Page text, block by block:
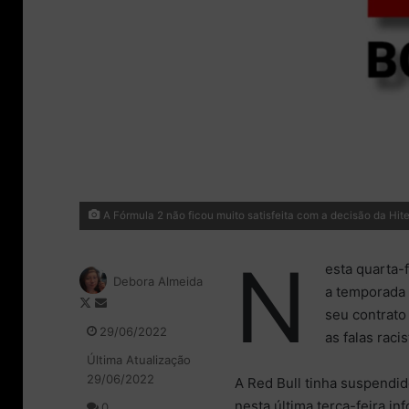
A Fórmula 2 não ficou muito satisfeita com a decisão da
N
esta quarta-
a
seu
as falas
A Red Bull tinha
nesta última terça-feira
Debora Almeida
F
l
o
d
e
29/06/2022
Última Atualização
29/06/2022